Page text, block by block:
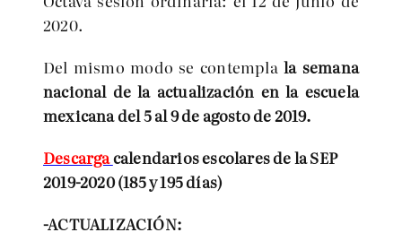
2020.
Del mismo modo se contemplala semana
nacional de la actualización en la escuela
mexicana del 5 al 9 de agosto de 2019.
Descargacalendarios escolares de la SEP
2019-2020 (185 y 195 días)
-ACTUALIZACIÓN: